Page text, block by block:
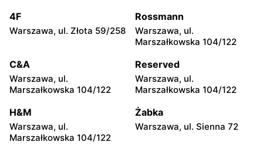
Iwierzyce, ul. Iwierzyce
152A
Tczew, ul. Franciszka Żwirki
61
Hyżne, ul. Hyżne 100 Jarosław, ul. Pełkińska 147
moje sklepy moje sklepy
4F
Warszawa, ul. Złota 59/258
Rossmann
Warszawa, ul.
Marszałkowska 104/122
C&A
Warszawa, ul.
Marszałkowska 104/122
Reserved
Warszawa, ul.
Marszałkowska 104/122
H&M
Warszawa, ul.
Marszałkowska 104/122
Żabka
Warszawa, ul. Sienna 72